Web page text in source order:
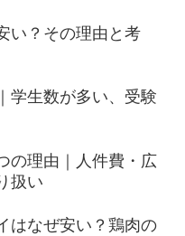
い？その理由と考
学生数が多い、受験
の理由｜人件費・広
扱い
はなぜ安い？鶏肉の